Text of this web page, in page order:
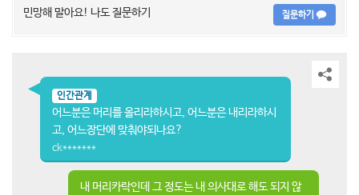
민망해 말아요! 나도 질문하기 질문하기
인간관계
어느분은 머리를 올리라하시고, 어느분은 내리라하시
고, 어느장단에 맞춰야되나요?
ck*******
내 머리카락인데 그 정도는 내 의사대로 해도 되지 않